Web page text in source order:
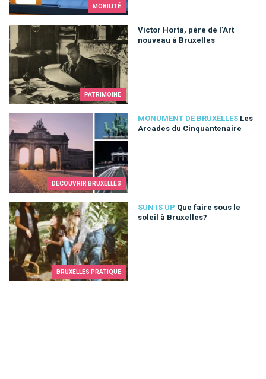
MOBILITÉ
PATRIMOINE
Victor Horta, père de l’Art
nouveau à Bruxelles
Victor Horta, père de l’Art nouveau à Bruxelles
DÉCOUVRIR BRUXELLES
MONUMENT DE BRUXELLES Les
Arcades du Cinquantenaire
Les Arcades du Cinquantenaire
BRUXELLES PRATIQUE
SUN IS UP Que faire sous le
soleil à Bruxelles?
Que faire sous le soleil à Bruxelles?